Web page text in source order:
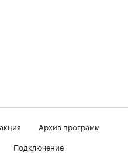
Архив программ
Подключение